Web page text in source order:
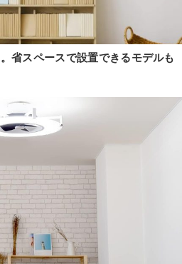
省スペースで設置できるモデルも